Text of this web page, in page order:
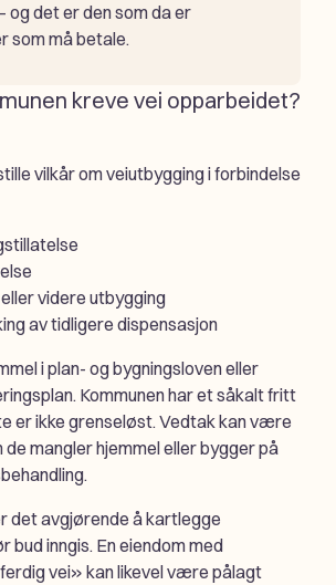
og det er den som da er
som må betale.
kreve vei opparbeidet?
vilkår om veiutbygging i forbindelse
videre utbygging
av tidligere dispensasjon
i plan- og bygningsloven eller
Kommunen har et såkalt fritt
er ikke grenseløst. Vedtak kan være
mangler hjemmel eller bygger på
det avgjørende å kartlegge
bud inngis. En eiendom med
vei» kan likevel være pålagt